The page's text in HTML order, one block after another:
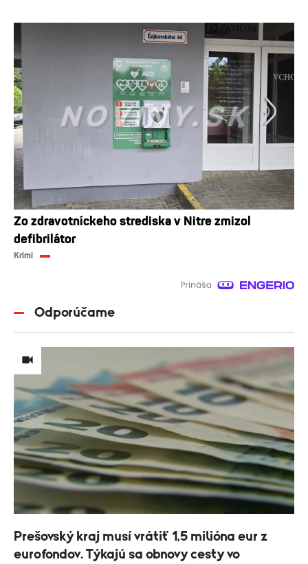
Zo zdravotníckeho strediska v Nitre zmizol
defibrilátor
Krimi
Odporúčame
Prešovský kraj musí vrátiť 1,5 milióna eur z
eurofondov. Týkajú sa obnovy cesty vo